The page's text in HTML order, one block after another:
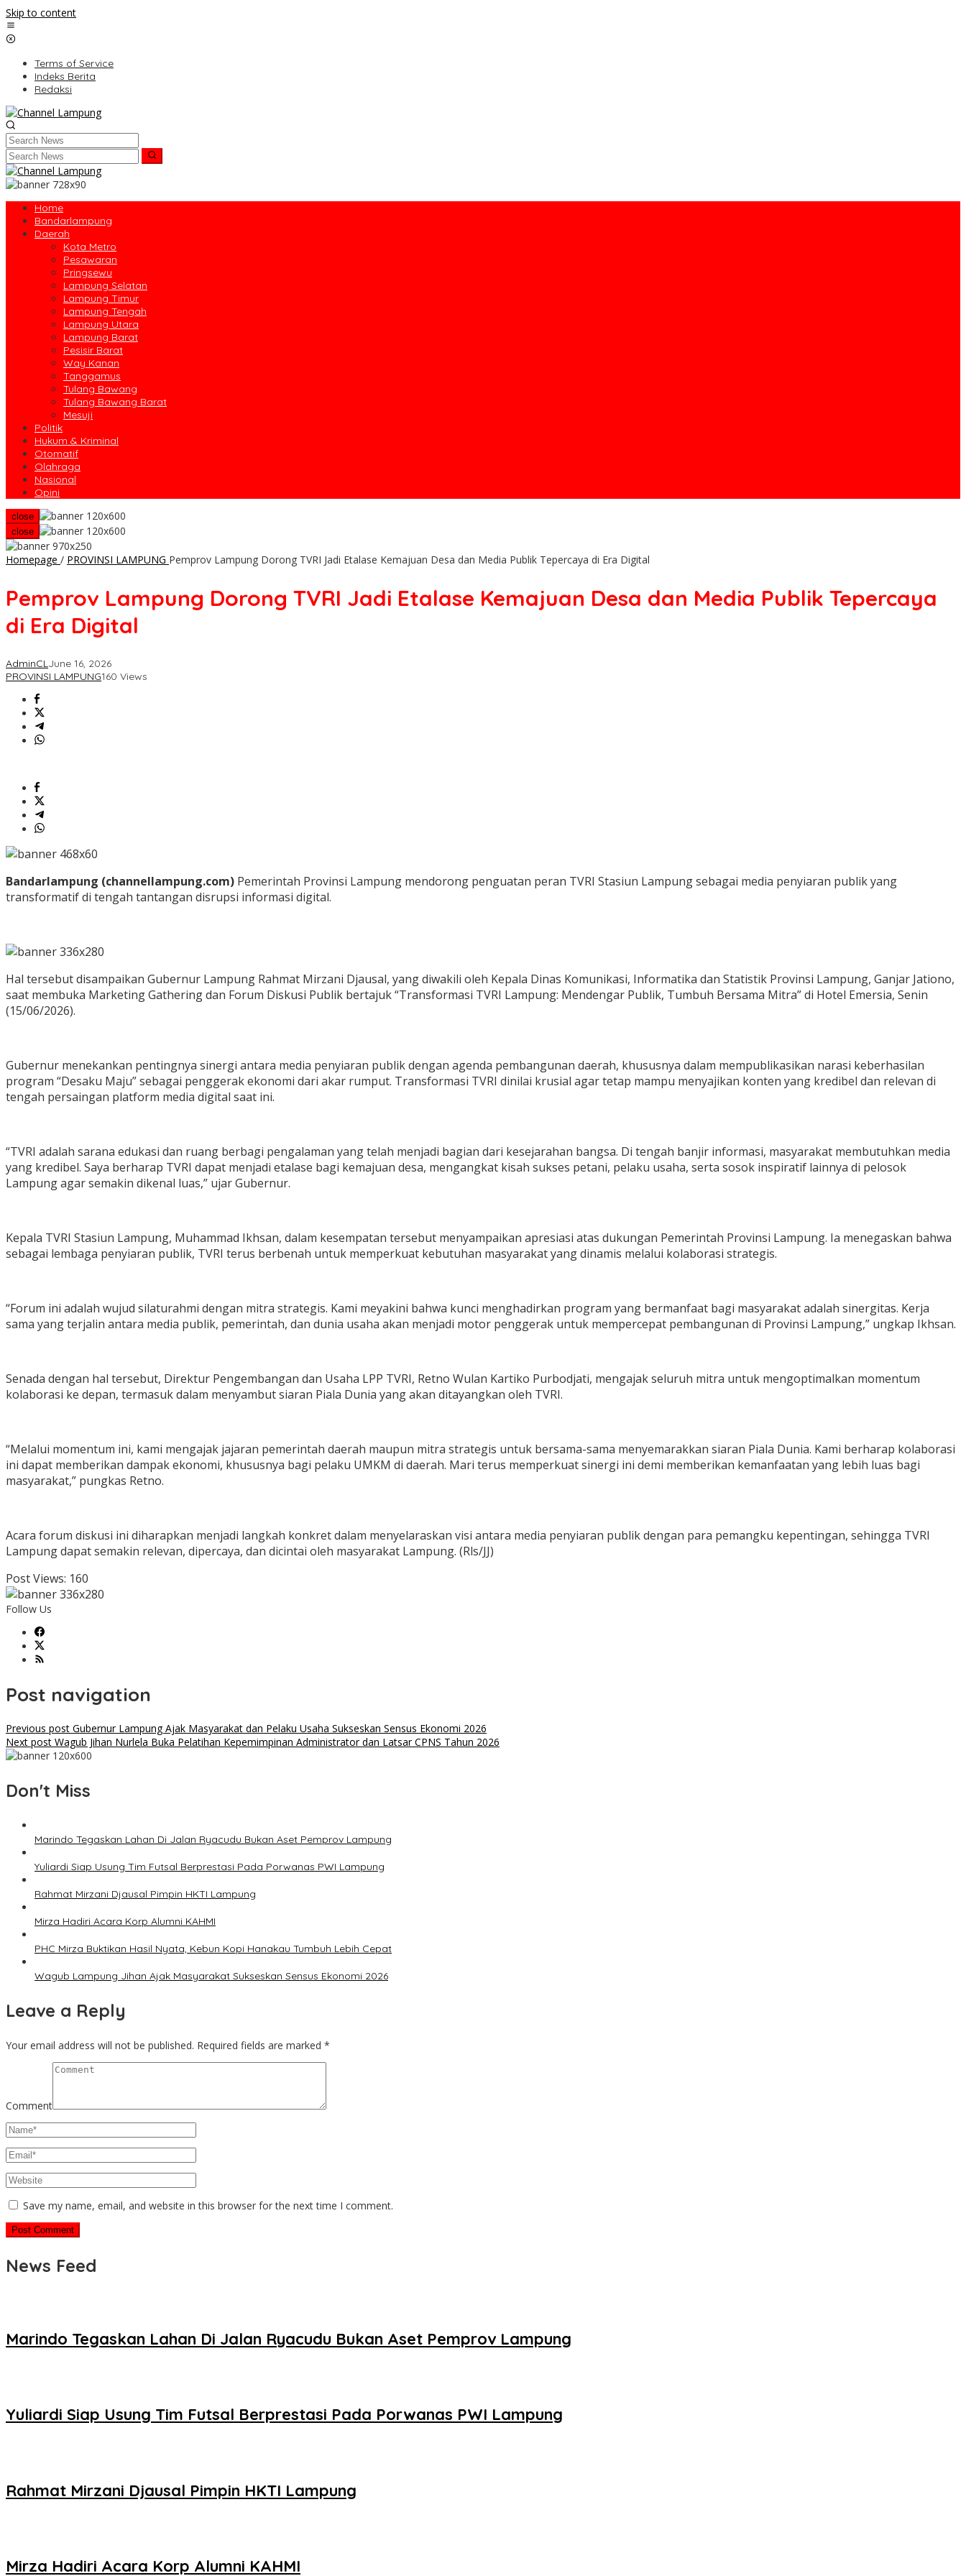
Skip to content
Terms of Service
Indeks Berita
Redaksi
Home
Bandarlampung
Daerah
Kota Metro
Pesawaran
Pringsewu
Lampung Selatan
Lampung Timur
Lampung Tengah
Lampung Utara
Lampung Barat
Pesisir Barat
Way Kanan
Tanggamus
Tulang Bawang
Tulang Bawang Barat
Mesuji
Politik
Hukum & Kriminal
Otomatif
Olahraga
Nasional
Opini
close
close
Homepage / PROVINSI LAMPUNG Pemprov Lampung Dorong TVRI Jadi Etalase Kemajuan Desa dan Media Publik Tepercaya di Era Digital
Pemprov Lampung Dorong TVRI Jadi Etalase Kemajuan Desa dan Media Publik Tepercaya
di Era Digital
AdminCLJune 16, 2026
PROVINSI LAMPUNG160 Views
Bandarlampung (channellampung.com) Pemerintah Provinsi Lampung mendorong penguatan peran TVRI Stasiun Lampung sebagai media penyiaran publik yang
transformatif di tengah tantangan disrupsi informasi digital.
Hal tersebut disampaikan Gubernur Lampung Rahmat Mirzani Djausal, yang diwakili oleh Kepala Dinas Komunikasi, Informatika dan Statistik Provinsi Lampung, Ganjar Jationo,
saat membuka Marketing Gathering dan Forum Diskusi Publik bertajuk “Transformasi TVRI Lampung: Mendengar Publik, Tumbuh Bersama Mitra” di Hotel Emersia, Senin
(15/06/2026).
Gubernur menekankan pentingnya sinergi antara media penyiaran publik dengan agenda pembangunan daerah, khususnya dalam mempublikasikan narasi keberhasilan
program “Desaku Maju” sebagai penggerak ekonomi dari akar rumput. Transformasi TVRI dinilai krusial agar tetap mampu menyajikan konten yang kredibel dan relevan di
tengah persaingan platform media digital saat ini.
“TVRI adalah sarana edukasi dan ruang berbagi pengalaman yang telah menjadi bagian dari kesejarahan bangsa. Di tengah banjir informasi, masyarakat membutuhkan media
yang kredibel. Saya berharap TVRI dapat menjadi etalase bagi kemajuan desa, mengangkat kisah sukses petani, pelaku usaha, serta sosok inspiratif lainnya di pelosok
Lampung agar semakin dikenal luas,” ujar Gubernur.
Kepala TVRI Stasiun Lampung, Muhammad Ikhsan, dalam kesempatan tersebut menyampaikan apresiasi atas dukungan Pemerintah Provinsi Lampung. Ia menegaskan bahwa
sebagai lembaga penyiaran publik, TVRI terus berbenah untuk memperkuat kebutuhan masyarakat yang dinamis melalui kolaborasi strategis.
“Forum ini adalah wujud silaturahmi dengan mitra strategis. Kami meyakini bahwa kunci menghadirkan program yang bermanfaat bagi masyarakat adalah sinergitas. Kerja
sama yang terjalin antara media publik, pemerintah, dan dunia usaha akan menjadi motor penggerak untuk mempercepat pembangunan di Provinsi Lampung,” ungkap Ikhsan.
Senada dengan hal tersebut, Direktur Pengembangan dan Usaha LPP TVRI, Retno Wulan Kartiko Purbodjati, mengajak seluruh mitra untuk mengoptimalkan momentum
kolaborasi ke depan, termasuk dalam menyambut siaran Piala Dunia yang akan ditayangkan oleh TVRI.
“Melalui momentum ini, kami mengajak jajaran pemerintah daerah maupun mitra strategis untuk bersama-sama menyemarakkan siaran Piala Dunia. Kami berharap kolaborasi
ini dapat memberikan dampak ekonomi, khususnya bagi pelaku UMKM di daerah. Mari terus memperkuat sinergi ini demi memberikan kemanfaatan yang lebih luas bagi
masyarakat,” pungkas Retno.
Acara forum diskusi ini diharapkan menjadi langkah konkret dalam menyelaraskan visi antara media penyiaran publik dengan para pemangku kepentingan, sehingga TVRI
Lampung dapat semakin relevan, dipercaya, dan dicintai oleh masyarakat Lampung. (Rls/JJ)
Post Views: 160
Follow Us
Post navigation
Previous post Gubernur Lampung Ajak Masyarakat dan Pelaku Usaha Sukseskan Sensus Ekonomi 2026
Next post Wagub Jihan Nurlela Buka Pelatihan Kepemimpinan Administrator dan Latsar CPNS Tahun 2026
Don't Miss
Marindo Tegaskan Lahan Di Jalan Ryacudu Bukan Aset Pemprov Lampung
Yuliardi Siap Usung Tim Futsal Berprestasi Pada Porwanas PWI Lampung
Rahmat Mirzani Djausal Pimpin HKTI Lampung
Mirza Hadiri Acara Korp Alumni KAHMI
PHC Mirza Buktikan Hasil Nyata, Kebun Kopi Hanakau Tumbuh Lebih Cepat
Wagub Lampung Jihan Ajak Masyarakat Sukseskan Sensus Ekonomi 2026
Leave a Reply
Your email address will not be published. Required fields are marked *
Comment
Save my name, email, and website in this browser for the next time I comment.
News Feed
Marindo Tegaskan Lahan Di Jalan Ryacudu Bukan Aset Pemprov Lampung
Yuliardi Siap Usung Tim Futsal Berprestasi Pada Porwanas PWI Lampung
Rahmat Mirzani Djausal Pimpin HKTI Lampung
Mirza Hadiri Acara Korp Alumni KAHMI